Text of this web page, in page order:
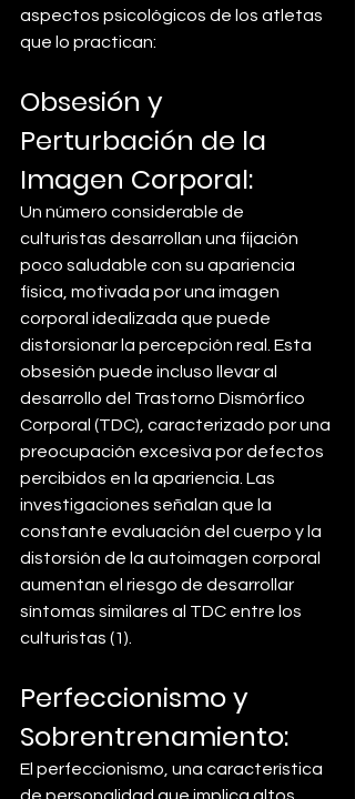
aspectos psicológicos de los atletas
que lo practican:
Obsesión y
Perturbación de la
Imagen Corporal:
Un número considerable de
culturistas desarrollan una fijación
poco saludable con su apariencia
física, motivada por una imagen
corporal idealizada que puede
distorsionar la percepción real. Esta
obsesión puede incluso llevar al
desarrollo del Trastorno Dismórfico
Corporal (TDC), caracterizado por una
preocupación excesiva por defectos
percibidos en la apariencia. Las
investigaciones señalan que la
constante evaluación del cuerpo y la
distorsión de la autoimagen corporal
aumentan el riesgo de desarrollar
síntomas similares al TDC entre los
culturistas (1).
Perfeccionismo y
Sobrentrenamiento:
El perfeccionismo, una característica